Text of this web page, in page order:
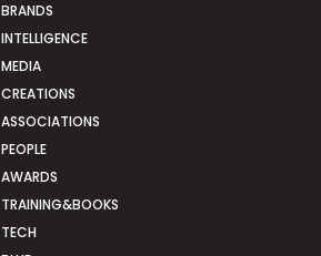
BRANDS
INTELLIGENCE
MEDIA
CREATIONS
ASSOCIATIONS
PEOPLE
AWARDS
TRAINING&BOOKS
TECH